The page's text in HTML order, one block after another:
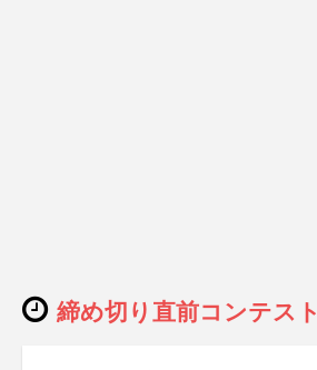
締め切り直前コンテスト